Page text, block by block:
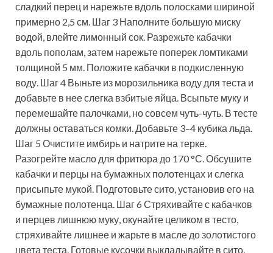
сладкий перец и нарежьте вдоль полосками шириной
примерно 2,5 см. Шаг 3 Наполните большую миску
водой, влейте лимонный сок. Разрежьте кабачки
вдоль пополам, затем нарежьте поперек ломтиками
толщиной 5 мм. Положите кабачки в подкисленную
воду. Шаг 4 Выньте из морозильника воду для теста и
добавьте в нее слегка взбитые яйца. Всыпьте муку и
перемешайте палочками, но совсем чуть-чуть. В тесте
должны оставаться комки. Добавьте 3–4 кубика льда.
Шаг 5 Очистите имбирь и натрите на терке.
Разогрейте масло для фритюра до 170 °С. Обсушите
кабачки и перцы на бумажных полотенцах и слегка
присыпьте мукой. Подготовьте сито, установив его на
бумажные полотенца. Шаг 6 Стряхивайте с кабачков
и перцев лишнюю муку, окунайте целиком в тесто,
стряхивайте лишнее и жарьте в масле до золотистого
цвета теста. Готовые кусочки выкладывайте в сито,